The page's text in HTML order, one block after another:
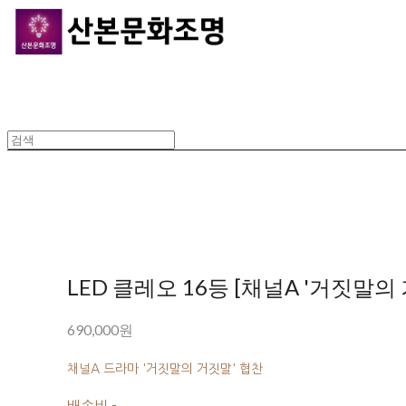
LED 클레오 16등 [채널A '거짓말의
690,000원
채널A 드라마 '거짓말의 거짓말' 협찬